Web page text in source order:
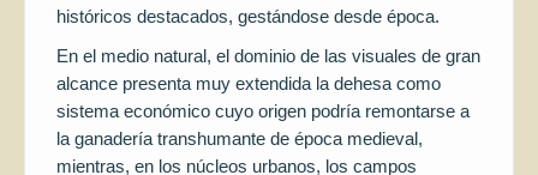
históricos destacados, gestándose desde época.
En el medio natural, el dominio de las visuales de gran
alcance presenta muy extendida la dehesa como
sistema económico cuyo origen podría remontarse a
la ganadería transhumante de época medieval,
mientras, en los núcleos urbanos, los campos